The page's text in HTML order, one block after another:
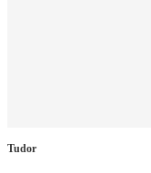
Tudor